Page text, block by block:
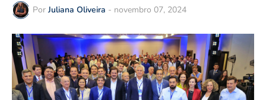
Por Juliana Oliveira - novembro 07, 2024